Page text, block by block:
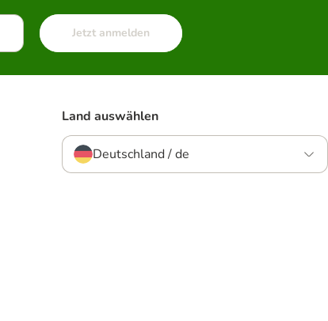
Jetzt anmelden
Land auswählen
Deutschland / de